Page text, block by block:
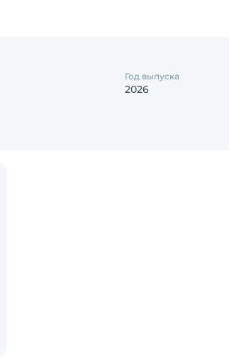
Год выпуска
2026